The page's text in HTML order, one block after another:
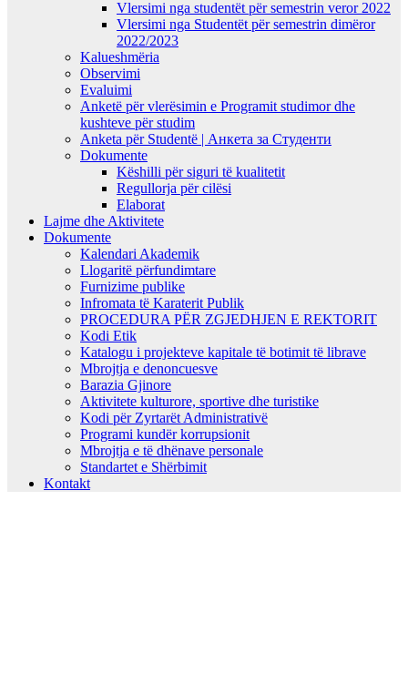
Vlersimi nga studentët për semestrin veror 2022
Vlersimi nga Studentët për semestrin dimëror
2022/2023
Kalueshmëria
Observimi
Evaluimi
Anketë për vlerësimin e Programit studimor dhe
kushteve për studim
Anketa për Studentë | Анкета за Студенти
Dokumente
Këshilli për siguri të kualitetit
Regullorja për cilësi
Elaborat
Lajme dhe Aktivitete
Dokumente
Kalendari Akademik
Llogaritë përfundimtare
Furnizime publike
Infromata të Karaterit Publik
PROCEDURA PËR ZGJEDHJEN E REKTORIT
Kodi Etik
Katalogu i projekteve kapitale të botimit të librave
Mbrojtja e denoncuesve
Barazia Gjinore
Aktivitete kulturore, sportive dhe turistike
Kodi për Zyrtarët Administrativë
Programi kundër korrupsionit
Mbrojtja e të dhënave personale
Standartet e Shërbimit
Kontakt